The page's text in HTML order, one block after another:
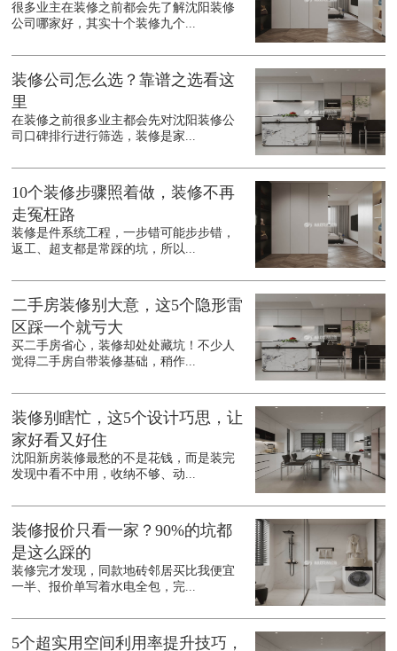
很多业主在装修之前都会先了解沈阳装修
公司哪家好，其实十个装修九个...
装修公司怎么选？靠谱之选看这
里
在装修之前很多业主都会先对沈阳装修公
司口碑排行进行筛选，装修是家...
10个装修步骤照着做，装修不再
走冤枉路
装修是件系统工程，一步错可能步步错，
返工、超支都是常踩的坑，所以...
二手房装修别大意，这5个隐形雷
区踩一个就亏大
买二手房省心，装修却处处藏坑！不少人
觉得二手房自带装修基础，稍作...
装修别瞎忙，这5个设计巧思，让
家好看又好住
沈阳新房装修最愁的不是花钱，而是装完
发现中看不中用，收纳不够、动...
装修报价只看一家？90%的坑都
是这么踩的
装修完才发现，同款地砖邻居买比我便宜
一半、报价单写着水电全包，完...
5个超实用空间利用率提升技巧，